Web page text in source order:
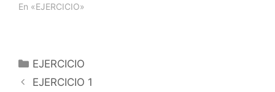
Baloncesto)Desarrollo:
Pv para
finalizar.Variantes:Variar
En «EJERCICIO»
Categorías
EJERCICIO
Navegación
EJERCICIO 1